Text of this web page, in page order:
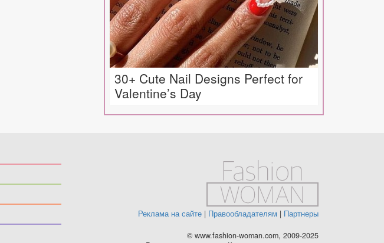
30+ Cute Nail Designs Perfect for
Valentine’s Day
Реклама на сайте| Правообладателям | Партнеры
© www.fashion-woman.com, 2009-2025